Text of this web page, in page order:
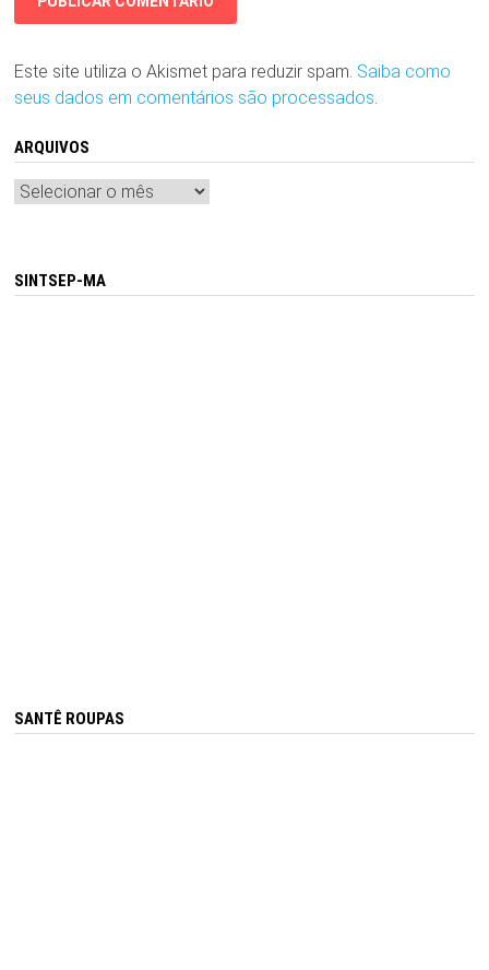
Este site utiliza o Akismet para reduzir spam. Saiba como
seus dados em comentários são processados
ARQUIVOS
Arquivos
SINTSEP-MA
SANTÊ ROUPAS